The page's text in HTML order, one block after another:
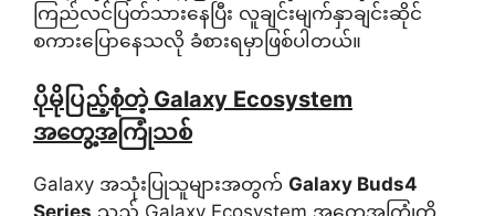
ကြည်လင်ပြတ်သားနေပြီး လူချင်းမျက်နှာချင်းဆိုင်
စကားပြောနေသလို ခံစားရမှာဖြစ်ပါတယ်။
ပိုမိုပြည့်စုံတဲ့ Galaxy Ecosystem
အတွေ့အကြုံသစ်
Galaxy အသုံးပြုသူများအတွက် Galaxy Buds4